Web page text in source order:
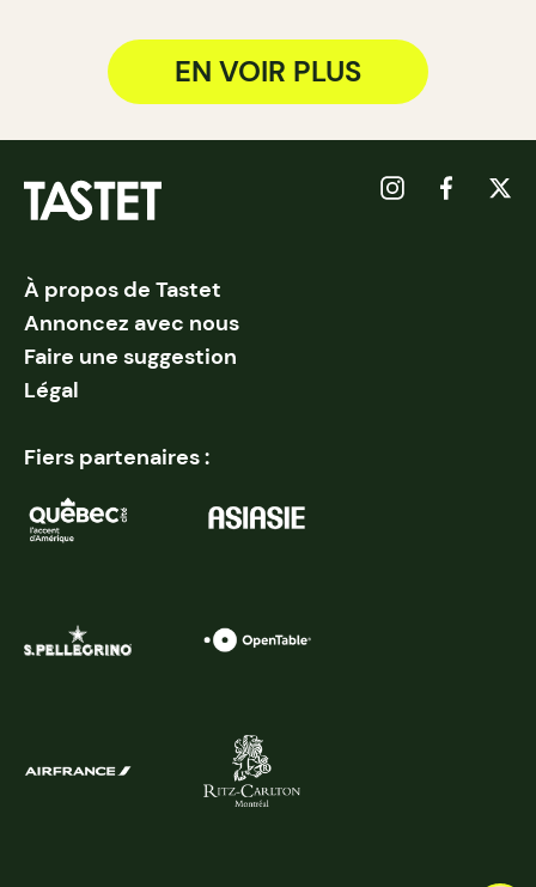
EN VOIR PLUS
À propos de Tastet
Annoncez avec nous
Faire une suggestion
Légal
Fiers partenaires :